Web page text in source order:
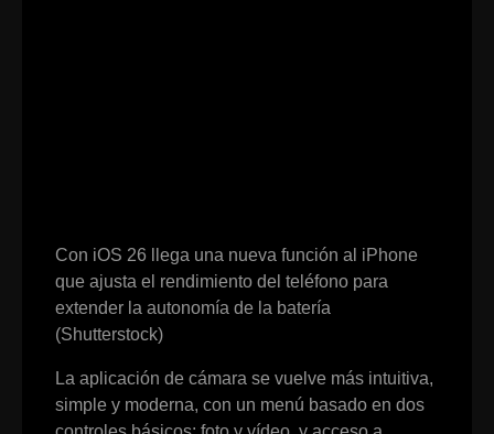
Con iOS 26 llega una nueva función al iPhone
que ajusta el rendimiento del teléfono para
extender la autonomía de la batería
(Shutterstock)
La aplicación de cámara se vuelve más intuitiva,
simple y moderna, con un menú basado en dos